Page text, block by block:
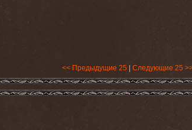
<< Предыдущие 25 Следующие 25